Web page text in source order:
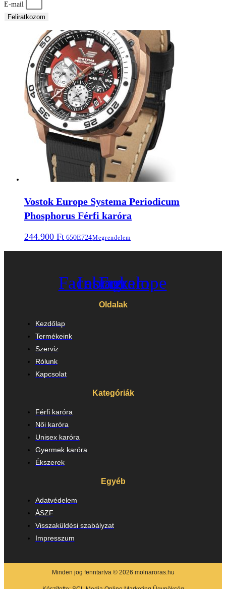
E-mail
Feliratkozom
Vostok Europe Systema Periodicum
Phosphorus Férfi karóra
244.900 Ft 650E724Megrendelem
Facebook
Instagram
Envelope
Oldalak
Kezdőlap
Termékeink
Szerviz
Rólunk
Kapcsolat
Kategóriák
Férfi karóra
Női karóra
Unisex karóra
Gyermek karóra
Ékszerek
Egyéb
Adatvédelem
ÁSZF
Visszaküldési szabályzat
Impresszum
Minden jog fenntartva © 2026 molnaroras.hu